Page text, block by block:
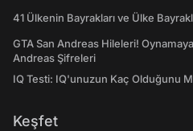
41 Ülkenin Bayrakları ve Ülke
GTA San Andreas Hileleri!
Andreas Şifreleri
IQ Testi: IQ'unuzun Kaç Olduğunu
Keşfet